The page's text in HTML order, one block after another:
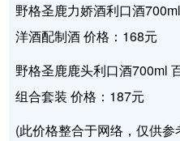
野格圣鹿力娇酒利口酒
洋酒配制酒 价格：168元
野格圣鹿鹿头利口酒700ml
组合套装 价格：187元
(此价格整合于网络，仅供